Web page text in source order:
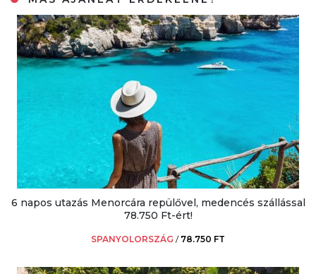
6 napos utazás Menorcára repülővel, medencés szállással
78.750 Ft-ért!
SPANYOLORSZÁG / 78.750 FT